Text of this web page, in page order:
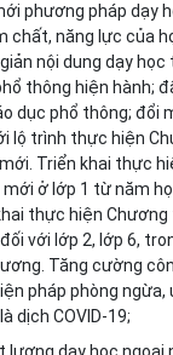
phương pháp dạy
chất, năng lực của
nội dung dạy
thông hiện hành;
dục phổ thông; đổi
lộ trình thực hiện
Triển khai thực
ở lớp 1 từ năm
thực hiện Chương
với lớp 2, lớp 6,
Tăng cường
pháp phòng ngừa,
dịch COVID-19;